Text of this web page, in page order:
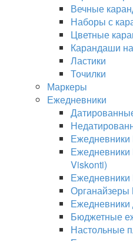
Вечные
Наборы с
Цветные
Карандаши
Ластики
Точилки
Маркеры
Ежедневники
Ежедневники
Viskonti)
Ежедневники
Ежедневники
Бюджетные
Настольные